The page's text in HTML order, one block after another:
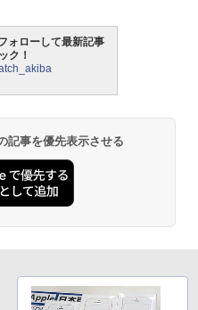
ォローして最新記事
ク！
記事を優先表示させる